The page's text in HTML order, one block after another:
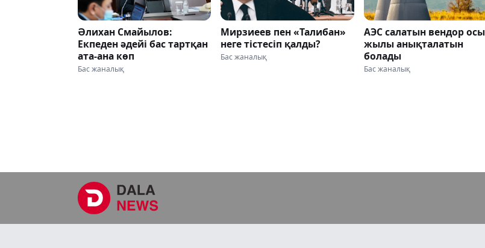
Әлихан Смайылов:
Екпеден әдейі бас тартқан
ата-ана көп
Бас жаналық
Мирзиеев пен «Талибан»
неге тістесіп қалды?
Бас жаналық
АЭС салатын вендор осы
жылы анықталатын
болады
Бас жаналық